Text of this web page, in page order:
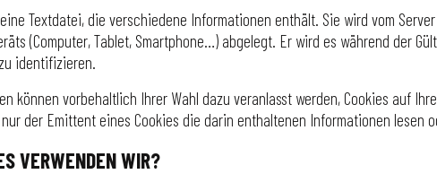
Textdatei, die verschiedene Informationen enthält. Sie wird vom
(Computer, Tablet, Smartphone…) abgelegt. Er wird es während der
identifizieren.
können vorbehaltlich Ihrer Wahl dazu veranlasst werden, Cookies auf
der Emittent eines Cookies die darin enthaltenen Informationen lesen
VERWENDEN WIR?